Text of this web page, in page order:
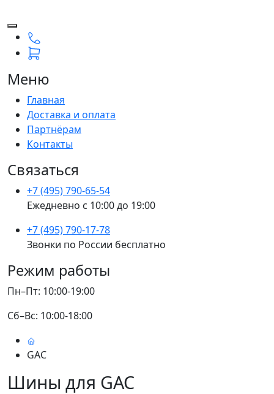
Меню
Главная
Доставка и оплата
Партнёрам
Контакты
Связаться
+7 (495) 790-65-54
Ежедневно с 10:00 до 19:00
+7 (495) 790-17-78
Звонки по России бесплатно
Режим работы
Пн–Пт: 10:00-19:00
Сб–Вс: 10:00-18:00
GAC
Шины для GAC